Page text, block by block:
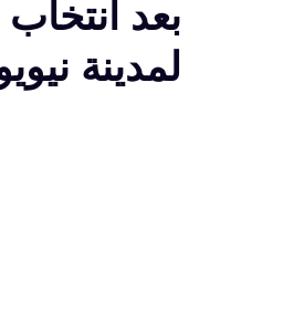
بعد
لمدينة